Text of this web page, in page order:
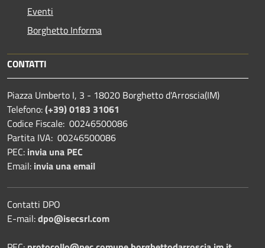
Eventi
Borghetto Informa
CONTATTI
Piazza Umberto I, 3 - 18020 Borghetto d'Arroscia(IM)
Telefono:(+39) 0183 31061
Codice Fiscale: 00246500086
Partita IVA: 00246500086
PEC: invia una PEC
Email: invia una email
Contatti DPO
E-mail:dpo@isecsrl.com